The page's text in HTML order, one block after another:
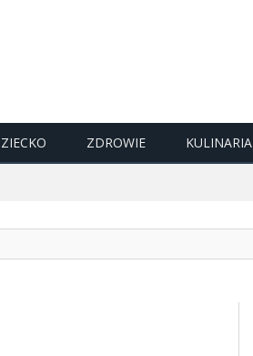
ZDROWIE KULINARIA